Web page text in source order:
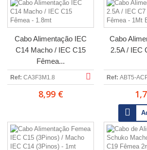
Cabo Alimentação IEC
C14 Macho / IEC C15
Fêmea...
Ref: CA3F3M1.8
8,99 €
Cabo
2.5A / IEC
Ref: ABT5-